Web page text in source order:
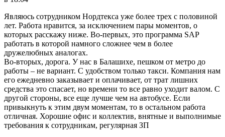
Являюсь сотрудником Нордтекса уже более трех с половиной
лет. Работа нравится, за исключением пары моментов, о
которых расскажу ниже. Во-первых, это программа SAP
работать в которой намного сложнее чем в более
дружелюбных аналогах.
Во-вторых, дорога. У нас в Балашихе, пешком от метро до
работы – не вариант. С удобством только такси. Компания нам
его ежедневно заказывает и оплачивает, от трат лишних
средства это спасает, но времени то все равно уходит валом. С
другой стороны, все еще лучше чем на автобусе. Если
привыкнуть к этим двум моментам, то в остальном работа
отличная. Хорошие офис и коллектив, внятные и выполнимые
требования к сотрудникам, регулярная ЗП